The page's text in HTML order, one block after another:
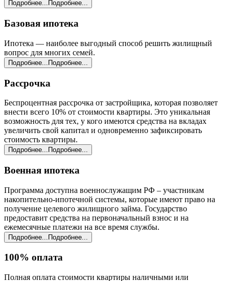
Подробнее... Подробнее...
Базовая ипотека
Ипотека — наиболее выгодный способ решить жилищный
вопрос для многих семей.
Подробнее... Подробнее...
Рассрочка
Беспроцентная рассрочка от застройщика, которая позволяет
внести всего 10% от стоимости квартиры. Это уникальная
возможность для тех, у кого имеются средства на вкладах
увеличить свой капитал и одновременно зафиксировать
стоимость квартиры.
Подробнее... Подробнее...
Военная ипотека
Программа доступна военнослужащим РФ – участникам
накопительно-ипотечной системы, которые имеют право на
получение целевого жилищного займа. Государство
предоставит средства на первоначальный взнос и на
ежемесячные платежи на все время службы.
Подробнее... Подробнее...
100% оплата
Полная оплата стоимости квартиры наличными или